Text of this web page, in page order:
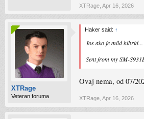
XTRage Apr 16, 2026
XTRage
Veteran foruma
Haker said: ↑
Jos ako je mild hibrid...
Sent from my SM-
Ovaj nema, od 07/
XTRage Apr 16, 2026